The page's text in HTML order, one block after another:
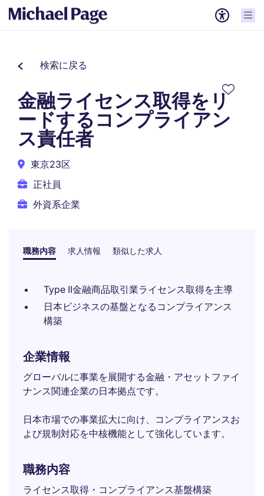
検索に戻る
金融ライセンス取得をリ
ードするコンプライアン
ス責任者
東京23区
正社員
外資系企業
職務内容 求人情報 類似した求人
Type II金融商品取引業ライセンス取得を主導
日本ビジネスの基盤となるコンプライアンス
構築
企業情報
グローバルに事業を展開する金融・アセットファイ
ナンス関連企業の日本拠点です。
日本市場での事業拡大に向け、コンプライアンスお
よび規制対応を中核機能として強化しています。
職務内容
ライセンス取得・コンプライアンス基盤構築